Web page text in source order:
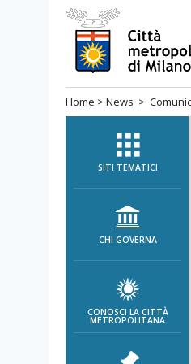
Salta
al
menù
navigazione
Salta
al
menù
navigazione
interna
Salta
contenuto
Salta
Home > News >
SITI TEMATICI
CHI GOVERNA
CONOSCI LA CITTÀ
METROPOLITANA